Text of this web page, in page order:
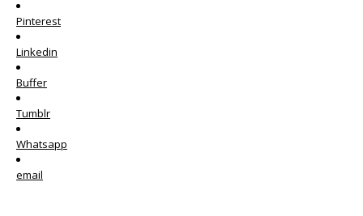
Pinterest
Linkedin
Buffer
Tumblr
Whatsapp
email